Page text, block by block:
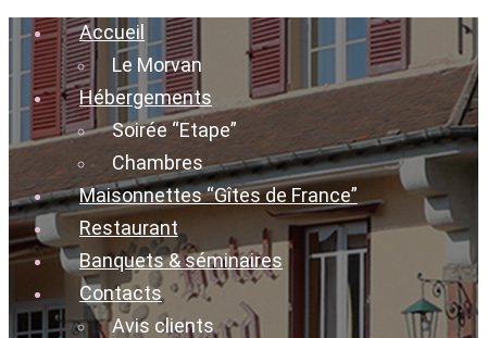
Accueil
Le Morvan
Hébergements
Soirée “Etape”
Chambres
Maisonnettes “Gîtes de France”
Restaurant
Banquets & séminaires
Contacts
Avis clients